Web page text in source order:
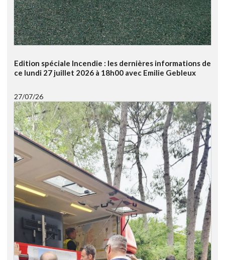
Edition spéciale Incendie : les dernières informations de
ce lundi 27 juillet 2026 à 18h00 avec Emilie Gebleux
27/07/26